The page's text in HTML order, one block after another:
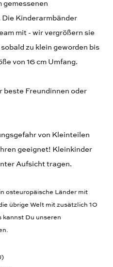
gemessenen
Die Kinderarmbänder
mit - wir vergrößern sie
zu klein geworden bis
von 16 cm Umfang.
beste Freundinnen oder
von Kleinteilen
geeignet! Kleinkinder
Aufsicht tragen.
osteuropäische Länder mit
übrige Welt mit zusätzlich 10
kannst Du unseren